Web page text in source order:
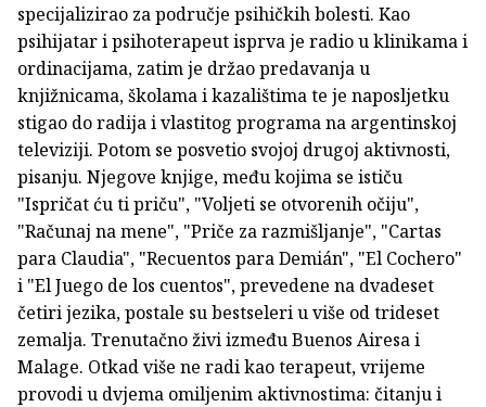
specijalizirao za područje psihičkih bolesti. Kao
psihijatar i psihoterapeut isprva je radio u klinikama i
ordinacijama, zatim je držao predavanja u
knjižnicama, školama i kazalištima te je naposljetku
stigao do radija i vlastitog programa na argentinskoj
televiziji. Potom se posvetio svojoj drugoj aktivnosti,
pisanju. Njegove knjige, među kojima se ističu
"Ispričat ću ti priču", "Voljeti se otvorenih očiju",
"Računaj na mene", "Priče za razmišljanje", "Cartas
para Claudia", "Recuentos para Demián", "El Cochero"
i "El Juego de los cuentos", prevedene na dvadeset
četiri jezika, postale su bestseleri u više od trideset
zemalja. Trenutačno živi između Buenos Airesa i
Malage. Otkad više ne radi kao terapeut, vrijeme
provodi u dvjema omiljenim aktivnostima: čitanju i